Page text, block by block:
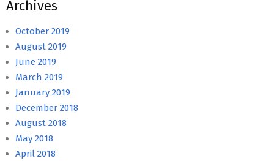
Archives
October 2019
August 2019
June 2019
March 2019
January 2019
December 2018
August 2018
May 2018
April 2018